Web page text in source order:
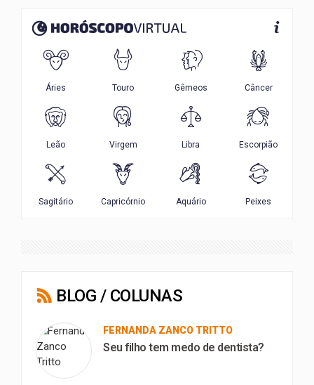
BLOG / COLUNAS
FERNANDA ZANCO TRITTO
Seu filho tem medo de dentista?